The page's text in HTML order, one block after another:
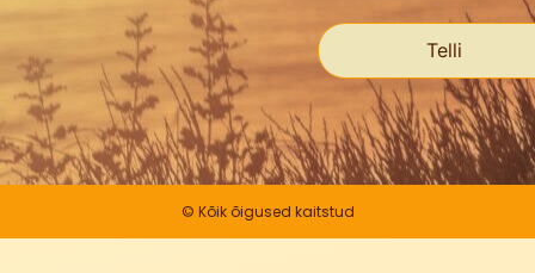
Telli
© Kõik õigused kaitstud